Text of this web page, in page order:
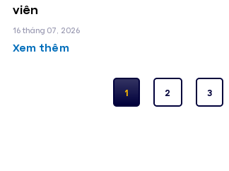
viên
16 tháng 07, 2026
Xem thêm
1 2 3